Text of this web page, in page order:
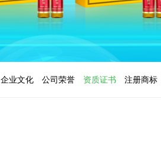
企业文化 公司荣誉 资质证书 注册商标